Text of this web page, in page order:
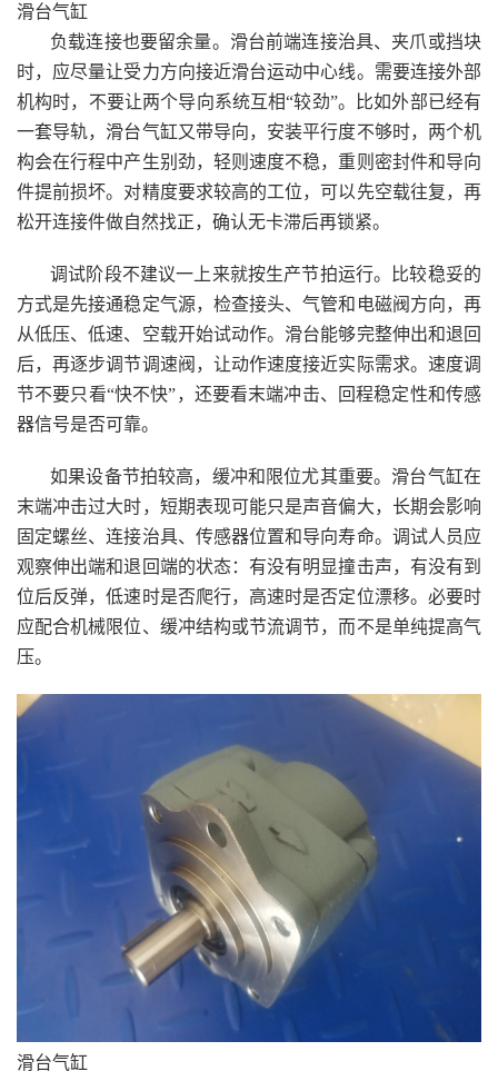
滑台气缸
负载连接也要留余量。滑台前端连接治具、夹爪或挡块
时，应尽量让受力方向接近滑台运动中心线。需要连接外部
机构时，不要让两个导向系统互相“较劲”。比如外部已经有
一套导轨，滑台气缸又带导向，安装平行度不够时，两个机
构会在行程中产生别劲，轻则速度不稳，重则密封件和导向
件提前损坏。对精度要求较高的工位，可以先空载往复，再
松开连接件做自然找正，确认无卡滞后再锁紧。
调试阶段不建议一上来就按生产节拍运行。比较稳妥的
方式是先接通稳定气源，检查接头、气管和电磁阀方向，再
从低压、低速、空载开始试动作。滑台能够完整伸出和退回
后，再逐步调节调速阀，让动作速度接近实际需求。速度调
节不要只看“快不快”，还要看末端冲击、回程稳定性和传感
器信号是否可靠。
如果设备节拍较高，缓冲和限位尤其重要。滑台气缸在
末端冲击过大时，短期表现可能只是声音偏大，长期会影响
固定螺丝、连接治具、传感器位置和导向寿命。调试人员应
观察伸出端和退回端的状态：有没有明显撞击声，有没有到
位后反弹，低速时是否爬行，高速时是否定位漂移。必要时
应配合机械限位、缓冲结构或节流调节，而不是单纯提高气
压。
滑台气缸